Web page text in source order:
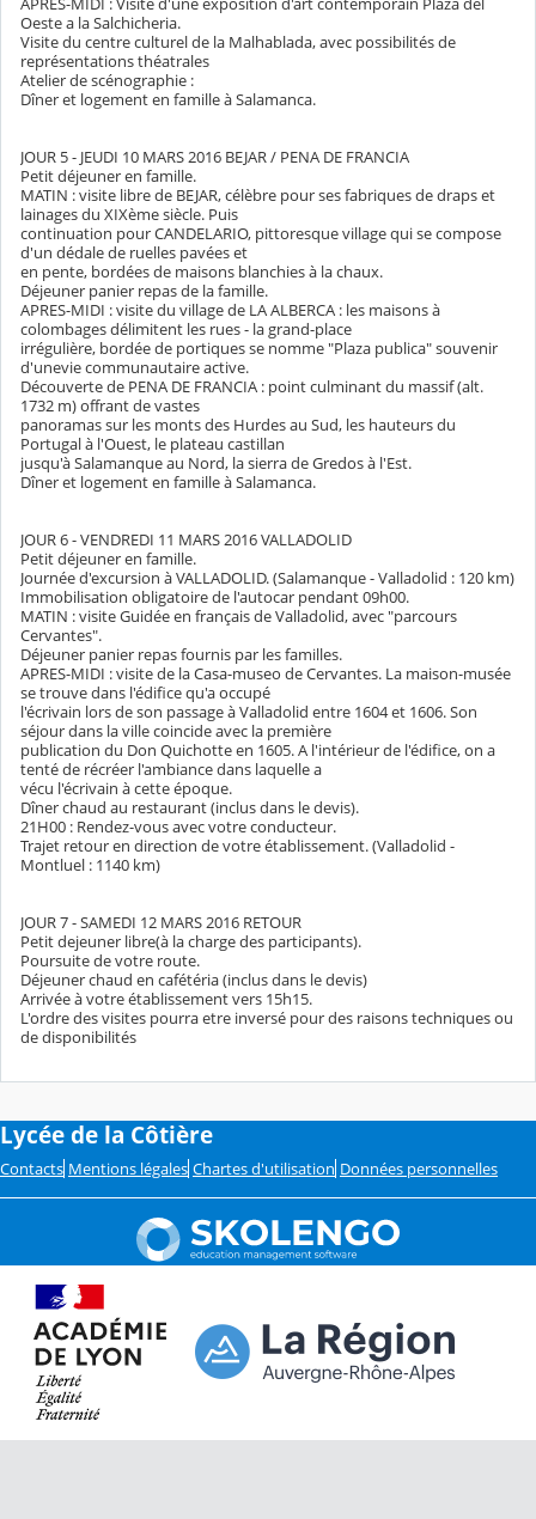
Oeste a la Salchicheria.
Visite du centre culturel de la Malhablada, avec possibilités de
représentations théatrales
Atelier de scénographie :
Dîner et logement en famille à Salamanca.
JOUR 5 - JEUDI 10 MARS 2016 BEJAR / PENA DE FRANCIA
Petit déjeuner en famille.
MATIN : visite libre de BEJAR, célèbre pour ses fabriques de draps et
lainages du XIXème siècle. Puis
continuation pour CANDELARIO, pittoresque village qui se compose
d'un dédale de ruelles pavées et
en pente, bordées de maisons blanchies à la chaux.
Déjeuner panier repas de la famille.
APRES-MIDI : visite du village de LA ALBERCA : les maisons à
colombages délimitent les rues - la grand-place
irrégulière, bordée de portiques se nomme "Plaza publica" souvenir
d'unevie communautaire active.
Découverte de PENA DE FRANCIA : point culminant du massif (alt.
1732 m) offrant de vastes
panoramas sur les monts des Hurdes au Sud, les hauteurs du
Portugal à l'Ouest, le plateau castillan
jusqu'à Salamanque au Nord, la sierra de Gredos à l'Est.
Dîner et logement en famille à Salamanca.
JOUR 6 - VENDREDI 11 MARS 2016 VALLADOLID
Petit déjeuner en famille.
Journée d'excursion à VALLADOLID. (Salamanque - Valladolid : 120 km)
Immobilisation obligatoire de l'autocar pendant 09h00.
MATIN : visite Guidée en français de Valladolid, avec "parcours
Cervantes".
Déjeuner panier repas fournis par les familles.
APRES-MIDI : visite de la Casa-museo de Cervantes. La maison-musée
se trouve dans l'édifice qu'a occupé
l'écrivain lors de son passage à Valladolid entre 1604 et 1606. Son
séjour dans la ville coincide avec la première
publication du Don Quichotte en 1605. A l'intérieur de l'édifice, on a
tenté de récréer l'ambiance dans laquelle a
vécu l'écrivain à cette époque.
Dîner chaud au restaurant (inclus dans le devis).
21H00 : Rendez-vous avec votre conducteur.
Trajet retour en direction de votre établissement. (Valladolid -
Montluel : 1140 km)
JOUR 7 - SAMEDI 12 MARS 2016 RETOUR
Petit dejeuner libre(à la charge des participants).
Poursuite de votre route.
Déjeuner chaud en cafétéria (inclus dans le devis)
Arrivée à votre établissement vers 15h15.
L'ordre des visites pourra etre inversé pour des raisons techniques ou
de disponibilités
Lycée de la Côtière
Contacts Mentions légales Chartes d'utilisation Données personnelles